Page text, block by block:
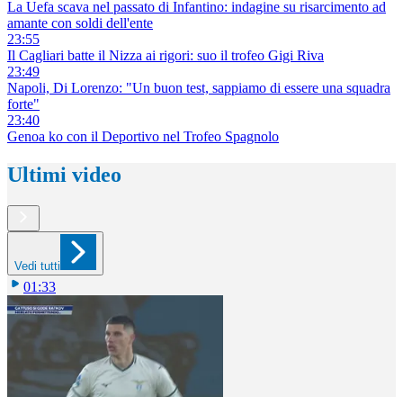
La Uefa scava nel passato di Infantino: indagine su risarcimento ad
amante con soldi dell'ente
23:55
Il Cagliari batte il Nizza ai rigori: suo il trofeo Gigi Riva
23:49
Napoli, Di Lorenzo: "Un buon test, sappiamo di essere una squadra
forte"
23:40
Genoa ko con il Deportivo nel Trofeo Spagnolo
Ultimi video
Vedi tutti
01:33